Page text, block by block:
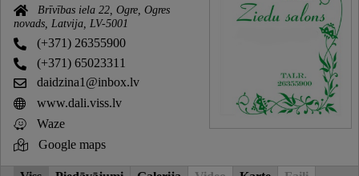
Brīvības iela 22, Ogre, Ogres
novads, Latvija, LV-5001
(+371) 26355900
(+371) 65023311
daidzina1@inbox.lv
www.dali.viss.lv
Waze
Google maps